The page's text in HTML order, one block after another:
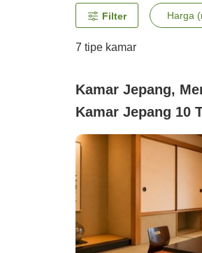
Filter Harga
7 tipe kamar
Kamar Jepang,
Kamar Jepang 10